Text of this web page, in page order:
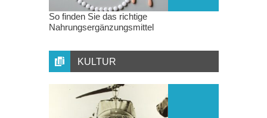
So finden Sie das richtige
Nahrungsergänzungsmittel
KULTUR